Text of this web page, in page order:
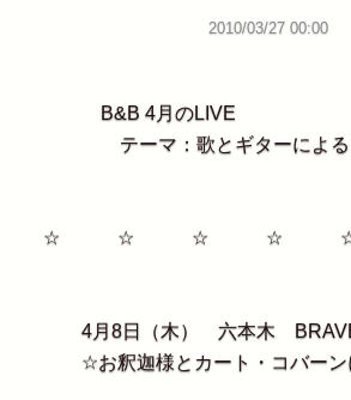
2010/03/27 00:00
B&B 4月のLIVE
テーマ：歌とギターによるコ
☆ ☆ ☆ ☆
4月8日（木） 六本木
☆お釈迦様とカート・コバー